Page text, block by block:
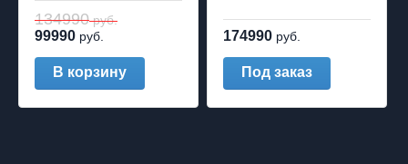
134990руб.
99990 руб.
В корзину
174990 руб.
Под заказ